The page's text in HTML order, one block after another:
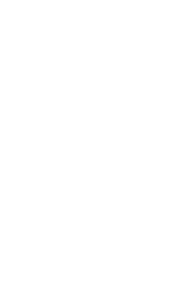
Bas, Autriche, Danemark, France,
Uni, Pologne, Hongrie, Estonie, Lettonie,
Finlande, Irlande, Bulgarie, Roumanie, Grèce,
Norvège, Suisse
République tchèque, Danemark,
Royaume-Uni, Hongrie, Pologne,